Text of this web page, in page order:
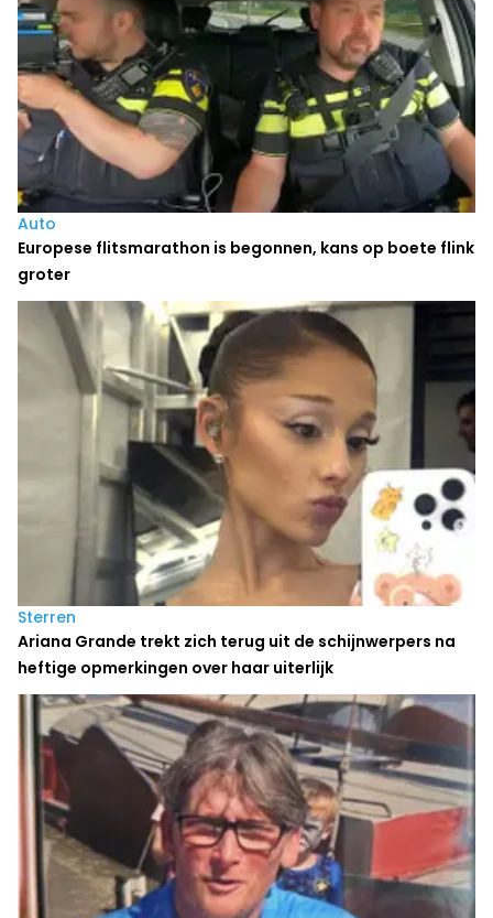
Auto
Europese flitsmarathon is begonnen, kans op boete flink
groter
Sterren
Ariana Grande trekt zich terug uit de schijnwerpers na
heftige opmerkingen over haar uiterlijk